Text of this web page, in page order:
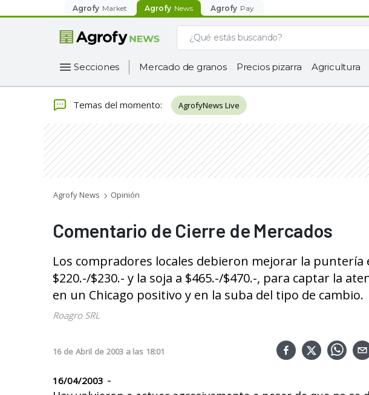
Agrofy Market Agrofy News Agrofy Pay
Secciones Mercado de granos Precios pizarra Agricultura
Temas del momento: AgrofyNews Live
Agrofy News Opinión
Comentario de Cierre de Mercados
Los compradores locales debieron mejorar la puntería
$220.-/$230.- y la soja a $465.-/$470.-, para captar la
en un Chicago positivo y en la suba del tipo de cambio.
Roagro SRL
16 de Abril de 2003 a las 18:01
16/04/2003 -